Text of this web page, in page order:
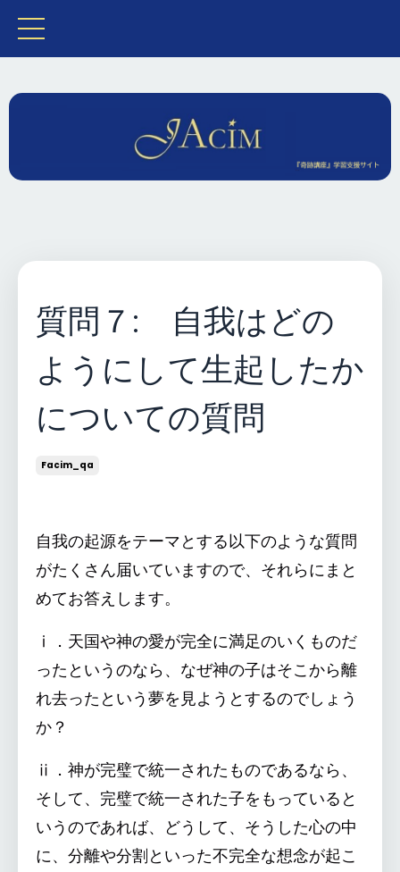
質問７: 自我はどの
ようにして生起したか
についての質問
Facim_qa
自我の起源をテーマとする以下のような質問
がたくさん届いていますので、それらにまと
めてお答えします。
ⅰ．天国や神の愛が完全に満足のいくものだ
ったというのなら、なぜ神の子はそこから離
れ去ったという夢を見ようとするのでしょう
か？
ⅱ．神が完璧で統一されたものであるなら、
そして、完璧で統一された子をもっていると
いうのであれば、どうして、そうした心の中
に、分離や分割といった不完全な想念が起こ